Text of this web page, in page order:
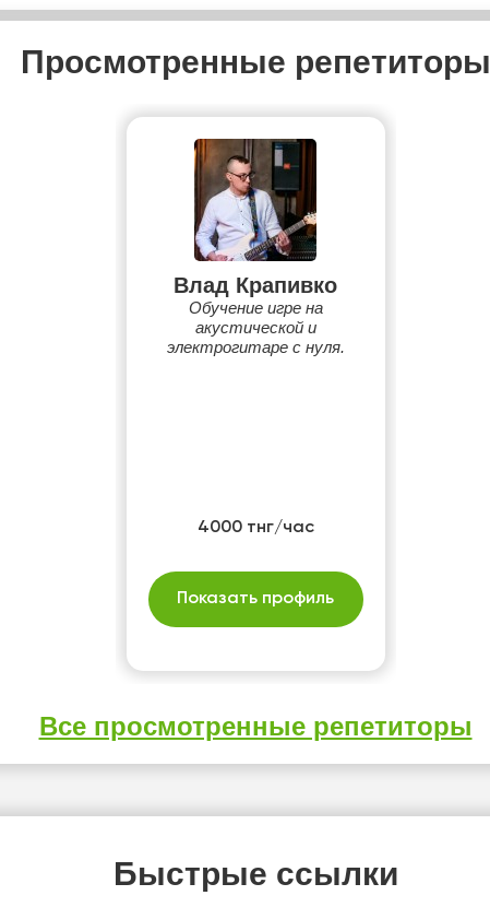
Просмотренные репетиторы
Влад Крапивко
Обучение игре на
акустической и
электрогитаре с нуля.
4000 тнг/час
Показать профиль
Все просмотренные репетиторы
Быстрые ссылки